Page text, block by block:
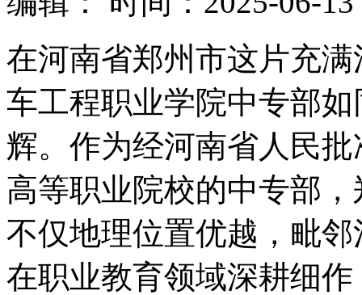
在河南省郑州市这片充
车工程职业学院中专部
辉。作为经河南省人民
高等职业院校的中专部
不仅地理位置优越，毗
在职业教育领域深耕细